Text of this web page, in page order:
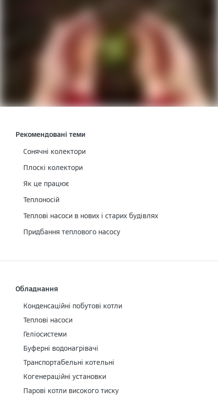
Рекомендовані теми
Сонячні колектори
Плоскі колектори
Як це працює
Теплоносій
Теплові насоси в нових і старих будівлях
Придбання теплового насосу
Обладнання
Конденсаційні побутові котли
Теплові насоси
Геліосистеми
Буферні водонагрівачі
Транспортабельні котельні
Когенераційні установки
Парові котли високого тиску